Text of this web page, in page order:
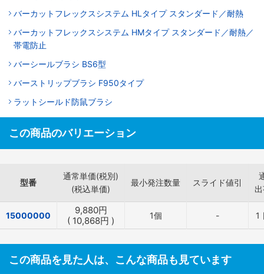
バーカットフレックスシステム HLタイプ スタンダード／耐熱
バーカットフレックスシステム HMタイプ スタンダード／耐熱／
帯電防止
バーシールブラシ BS6型
バーストリップブラシ F950タイプ
ラットシールド防鼠ブラシ
この商品のバリエーション
型番
通常単価(税別)
(税込単価)
最小発注数量 スライド値引
15000000 9,880円
( 10,868円 ) 1個 - 1
この商品を見た人は、こんな商品も見ています